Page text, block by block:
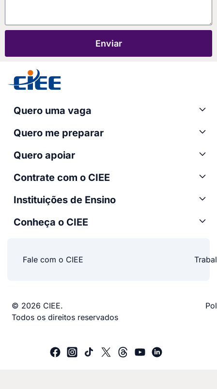
Enviar
Quero uma vaga
Quero me preparar
Quero apoiar
Contrate com o CIEE
Instituições de Ensino
Conheça o CIEE
Fale com o CIEE
© 2026 CIEE.
Todos os direitos reservados